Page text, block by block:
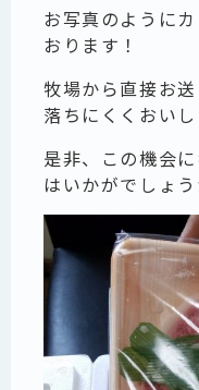
お写真のように
おります！
牧場から直接お
落ちにくくおいし
是非、この機会
はいかがでしょう